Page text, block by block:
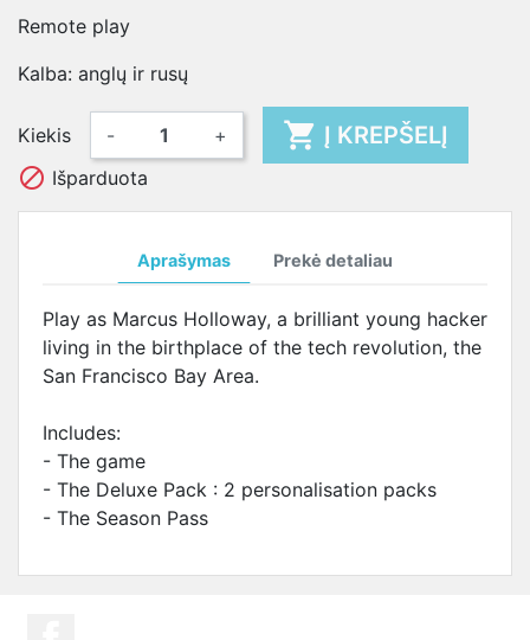
Remote play
Kalba: anglų ir rusų
Kiekis - +  Į KREPŠELĮ
 Išparduota
Aprašymas Prekė detaliau
Play as Marcus Holloway, a brilliant young hacker
living in the birthplace of the tech revolution, the
San Francisco Bay Area.
Includes:
- The game
- The Deluxe Pack : 2 personalisation packs
- The Season Pass